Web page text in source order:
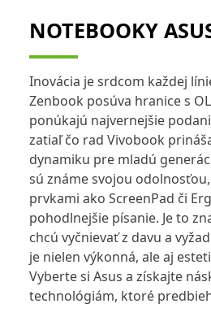
NOTEBOOKY
Inovácia je srdcom každej
Zenbook posúva hranice s
ponúkajú najvernejšie
zatiaľ čo rad Vivobook
dynamiku pre mladú
sú známe svojou
prvkami ako ScreenPad či
pohodlnejšie písanie. Je to
chcú vyčnievať z davu a
je nielen výkonná, ale aj
Vyberte si Asus a získajte
technológiám, ktoré